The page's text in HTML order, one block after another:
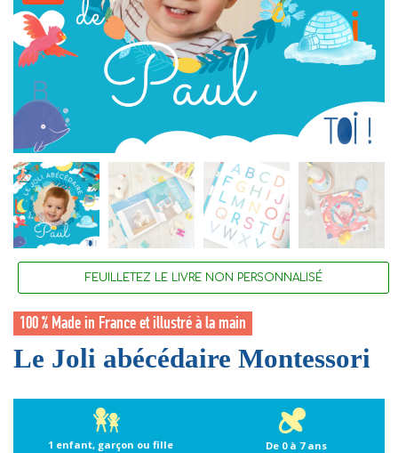
FEUILLETEZ LE LIVRE NON PERSONNALISÉ
100 % Made in France et illustré à la main
Le Joli abécédaire Montessori
1 enfant, garçon ou fille De 0 à 7 ans